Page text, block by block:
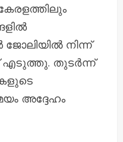
ജോലിയിൽ നിന്ന്
എടുത്തു. തുടർന്ന്
അദ്ദേഹം